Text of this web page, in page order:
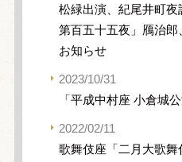
松緑出演、紀尾井町
第百五十五夜」鴈治
お知らせ
2023/10/31
「平成中村座 小倉城
2022/02/11
歌舞伎座「二月大歌